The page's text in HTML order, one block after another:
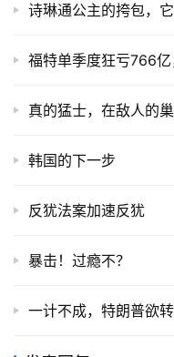
诗琳通公主的挎包，
福特单季度狂亏766亿
真的猛士，在敌人的
韩国的下一步
反犹法案加速反犹
暴击！过瘾不？
一计不成，特朗普欲